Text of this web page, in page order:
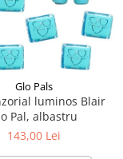
Glo Pals
luminos Blair
Pal, albastru
143,00 Lei